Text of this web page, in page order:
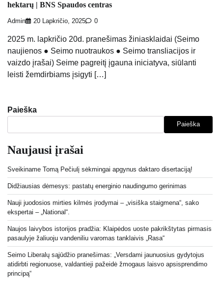
hektarų | BNS Spaudos centras
Admin 20 Lapkričio, 2025 0
2025 m. lapkričio 20d. pranešimas žiniasklaidai (Seimo
naujienos ● Seimo nuotraukos ● Seimo transliacijos ir
vaizdo įrašai) Seime pagreitį įgauna iniciatyva, siūlanti
leisti žemdirbiams įsigyti […]
Paieška
Paieška
Naujausi įrašai
Sveikiname Tomą Pečiulį sėkmingai apgynus daktaro disertaciją!
Didžiausias dėmesys: pastatų energinio naudingumo gerinimas
Nauji juodosios mirties kilmės įrodymai – „visiška staigmena“, sako
ekspertai – „National“.
Naujos laivybos istorijos pradžia: Klaipėdos uoste pakrikštytas pirmasis
pasaulyje žaliuoju vandeniliu varomas tanklaivis „Rasa“
Seimo Liberalų sąjūdžio pranešimas: „Versdami jaunuosius gydytojus
atidirbti regionuose, valdantieji pažeidė žmogaus laisvo apsisprendimo
principą“